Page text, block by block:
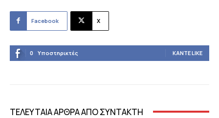
Facebook X
0 Υποστηρικτές ΚΆΝΤΕ LIKE
ΤΕΛΕΥΤΑΙΑ ΑΡΘΡΑ ΑΠΟ ΣΥΝΤΑΚΤΗ